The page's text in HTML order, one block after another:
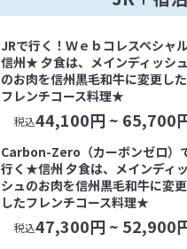
JRで行く！Ｗｅｂコレスペシャ
信州★ 夕食は、メインディッシュ
のお肉を信州黒毛和牛に変更した
フレンチコース料理★
税込44,100円 ~ 65,700
Carbon-Zero（カーボンゼロ）
行く★信州 夕食は、メインディッ
シュのお肉を信州黒毛和牛に変更
したフレンチコース料理★
税込47,300円 ~ 52,900